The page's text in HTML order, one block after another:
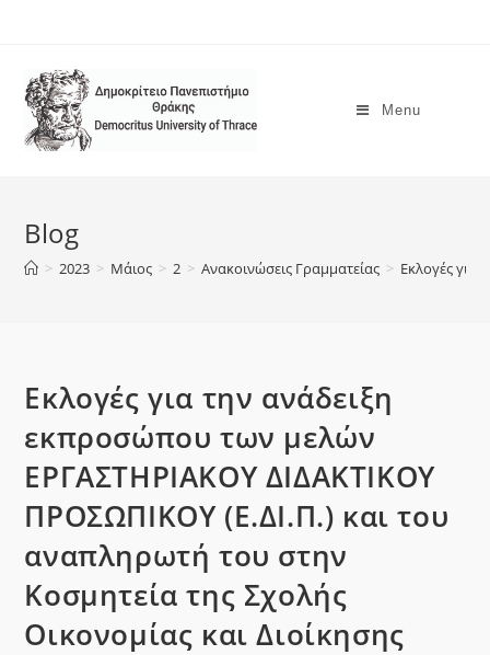
Menu
Blog
> 2023 > Μάιος > 2 > Ανακοινώσεις Γραμματείας > Eκλογές για
Eκλογές για την ανάδειξη
εκπροσώπου των μελών
ΕΡΓΑΣΤΗΡΙΑΚΟΥ ΔΙΔΑΚΤΙΚΟΥ
ΠΡΟΣΩΠΙΚΟΥ (Ε.ΔΙ.Π.) και του
αναπληρωτή του στην
Κοσμητεία της Σχολής
Οικονομίας και Διοίκησης